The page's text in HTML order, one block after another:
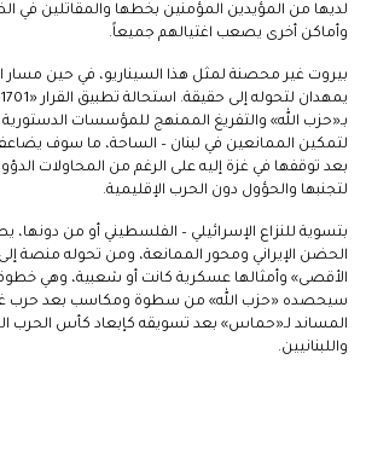
لديها من المؤيدين المؤمنين بخطها والمقاتلين في
وأماكن أخرى يصعب اغتيالهم جميعاً.
بيروت غير محصنة لمثل هذا السيناريو، في حين مسار
بـ«حزب الله» والتفريغ الممنهج للمؤسسات الدستورية
لتمكين الممانعين في لبنان – الساحة، ما سوف
بعد توقفها في غزة إليه على الرغم من المحاولات
لتجنبها والحؤول دون الحرب الإقليمية.
بتسوية للنزاع الإسرائيلي – الفلسطيني أو من
الحضن الإيراني ومحور الممانعة، ومن تحوله منصة
الأقصى» وأمثالها عسكرية كانت أو شعبية، وهي خطوة
سيحصده «حزب الله» من سطوة ومكاسب بعد حرب
المساند لـ«حماس» بعد تسويقه كإبعاد كأس الحرب
واللبنانيين.